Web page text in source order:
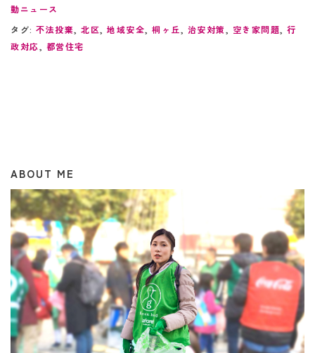
動ニュース
タグ: 不法投棄, 北区, 地域安全, 桐ヶ丘 , 治安対策 , 空き家問題, 行
政対応, 都営住宅
ABOUT ME